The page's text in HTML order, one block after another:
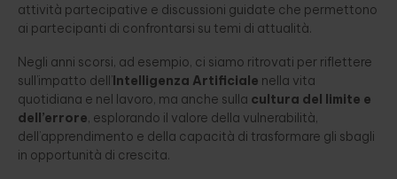
attività partecipative e discussioni guidate che permettono
ai partecipanti di confrontarsi su temi di attualità.
Negli anni scorsi, ad esempio, ci siamo ritrovati per riflettere
sull’impatto dell’Intelligenza Artificiale nella vita
quotidiana e nel lavoro, ma anche sulla cultura del limite e
dell’errore, esplorando il valore della vulnerabilità,
dell’apprendimento e della capacità di trasformare gli sbagli
in opportunità di crescita.